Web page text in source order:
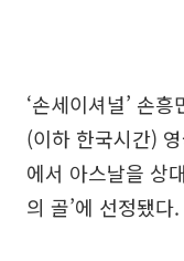
‘손세이셔널’ 손
(이하 한국시간)
에서 아스날을 상
의 골’에 선정됐다.